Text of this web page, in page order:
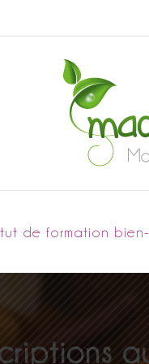
de formation